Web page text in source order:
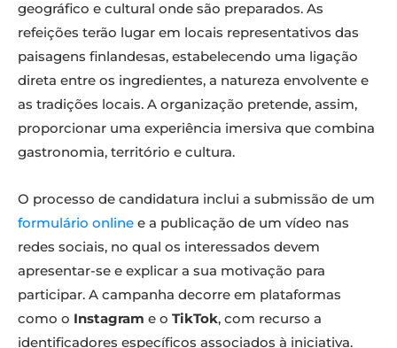
geográfico e cultural onde são preparados. As
refeições terão lugar em locais representativos das
paisagens finlandesas, estabelecendo uma ligação
direta entre os ingredientes, a natureza envolvente e
as tradições locais. A organização pretende, assim,
proporcionar uma experiência imersiva que combina
gastronomia, território e cultura.
O processo de candidatura inclui a submissão de um
formulário online e a publicação de um vídeo nas
redes sociais, no qual os interessados devem
apresentar-se e explicar a sua motivação para
participar. A campanha decorre em plataformas
como o Instagram e o TikTok, com recurso a
identificadores específicos associados à iniciativa.